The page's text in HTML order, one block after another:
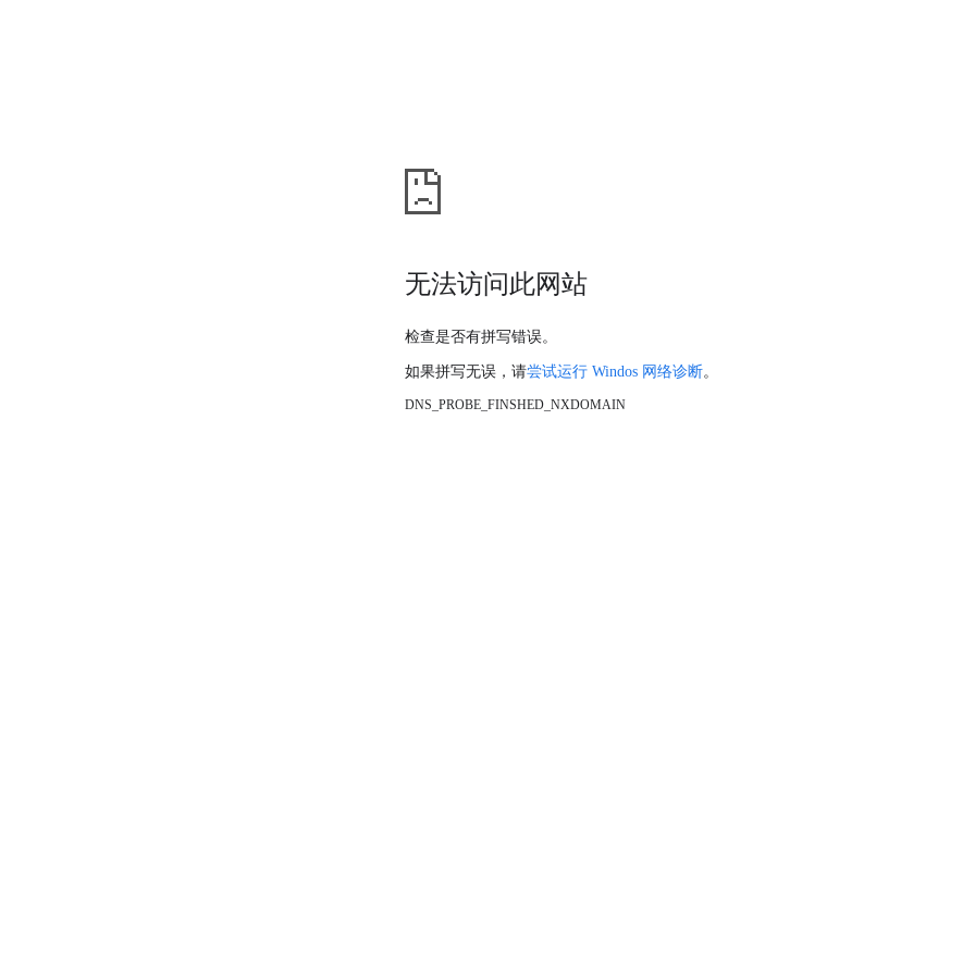
无法访问此网站
检查是否有拼写错误。
如果拼写无误，请尝试运行 Windos 网络诊断。
DNS_PROBE_FINSHED_NXDOMAIN